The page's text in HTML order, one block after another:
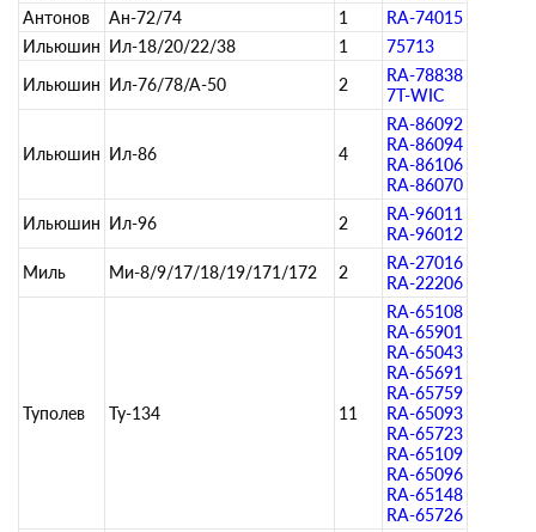
Антонов
Ан-72/74 1
RA-74015
Ильюшин Ил-18/20/22/38 1
75713
Ильюшин Ил-76/78/А-50 2
RA-78838
7T-WIC
Ильюшин Ил-86 4
RA-86092
RA-86094
RA-86106
RA-86070
Ильюшин Ил-96 2
RA-96011
RA-96012
Миль
Ми-8/9/17/18/19/171/172 2
RA-27016
RA-22206
Туполев Ту-134 11
RA-65108
RA-65901
RA-65043
RA-65691
RA-65759
RA-65093
RA-65723
RA-65109
RA-65096
RA-65148
RA-65726